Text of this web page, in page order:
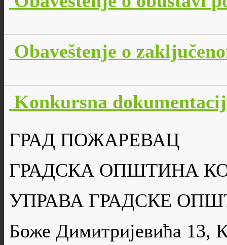
Obaveštenje o
Konkursna
ГРАД ПОЖАРЕВАЦ
ГРАДСКА ОПШТИНА
УПРАВА ГРАДСКЕ
Боже Димитријевића 13,